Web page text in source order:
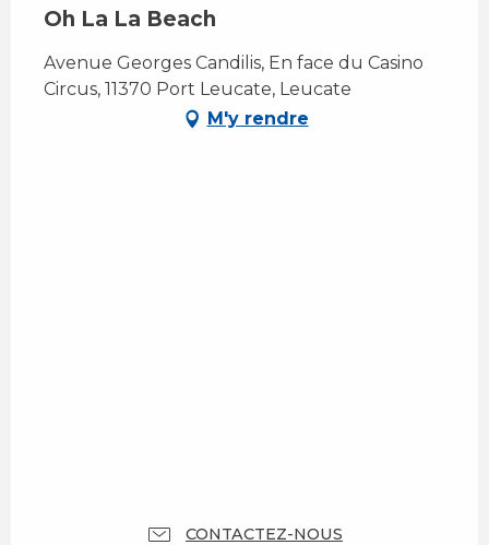
Oh La La Beach
Avenue Georges Candilis, En face du Casino
Circus, 11370 Port Leucate, Leucate
M'y rendre
CONTACTEZ-NOUS